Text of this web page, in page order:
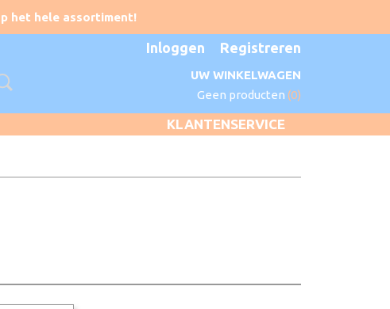
Inloggen Registreren
UW WINKELWAGEN
Geen producten (0)
KLANTENSERVICE